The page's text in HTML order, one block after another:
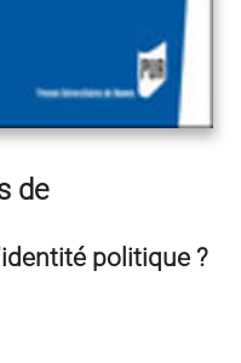
de
politique ?